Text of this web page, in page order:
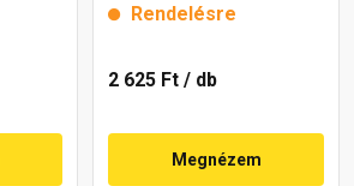
Rendelésre
2 625 Ft / db
Megnézem